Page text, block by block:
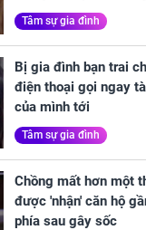
Tâm sự gia đình
Bị gia đình bạn trai
điện thoại gọi ngay
của mình tới
Tâm sự gia đình
Chồng mất hơn một
được 'nhận' căn hộ
phía sau gây sốc